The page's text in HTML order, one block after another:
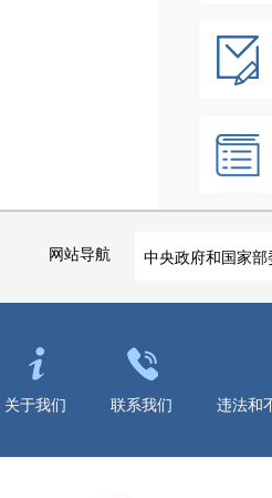
网站导航 中央政府和国家部
关于我们 联系我们 违法和